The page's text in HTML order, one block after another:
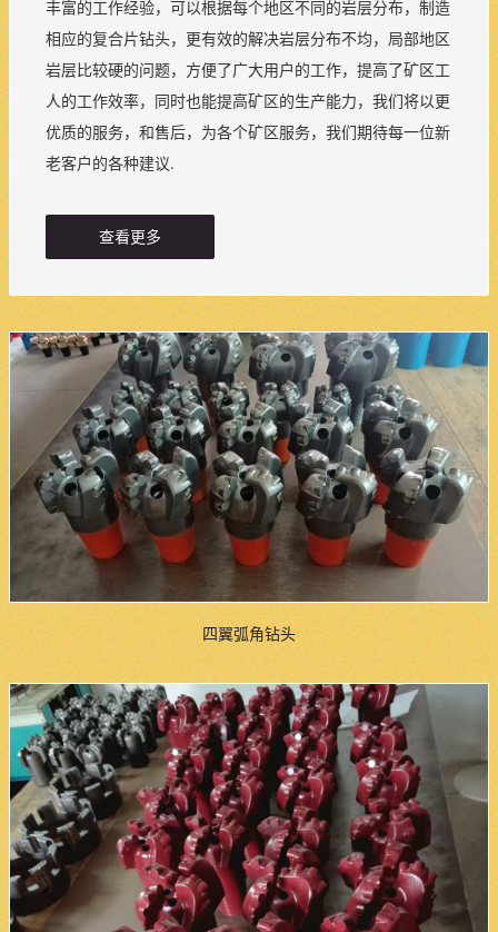
丰富的工作经验，可以根据每个地区不同的岩层分布，制造
相应的复合片钻头，更有效的解决岩层分布不均，局部地区
岩层比较硬的问题，方便了广大用户的工作，提高了矿区工
人的工作效率，同时也能提高矿区的生产能力，我们将以更
优质的服务，和售后，为各个矿区服务，我们期待每一位新
老客户的各种建议.
查看更多
四翼弧角钻头